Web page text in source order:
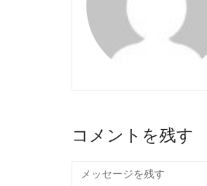
コメントを残す